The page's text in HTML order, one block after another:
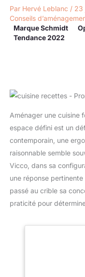
Par Hervé Leblanc / 23
Conseils
Marque Schmidt
Tendance 2022
Aménager une cuisine
espace défini est un
contemporain, une
raisonnable semble
Vicco, dans sa
une réponse
passé au crible sa
praticité pour